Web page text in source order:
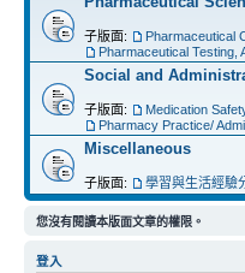
子版面: Pharmaceutical
Pharmaceutical Testing,
Social and
子版面: Medication
Pharmacy Practice/
Miscellaneous
子版面: 學習與生活經驗
您沒有閱讀本版面文章的權限。
登入